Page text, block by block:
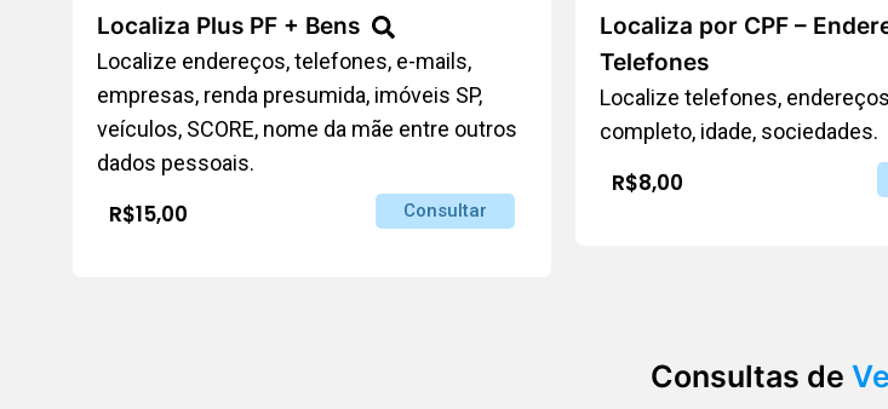
Localiza Plus PF + Bens
Localize endereços, telefones, e-mails,
empresas, renda presumida, imóveis SP,
veículos, SCORE, nome da mãe entre outros
dados pessoais.
R$15,00 Consultar
Localiza por CPF –
Telefones
Localize telefones,
completo, idade, sociedades.
R$8,00
Consultas de